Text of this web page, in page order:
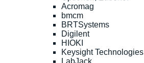
Acromag
bmcm
BRTSystems
Digilent
HIOKI
Keysight Technologies
LabJack